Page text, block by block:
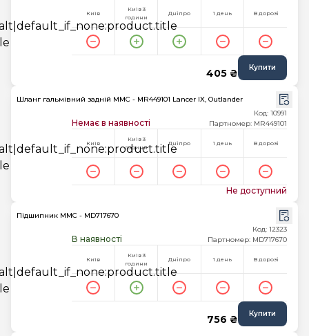
Київ
Київ 3
години
Дніпро 1 день В дорозі
405 ₴ Купити
Шланг гальмівний задній MMC - MR449101 Lancer IX, Outlander
Немає в наявності
Код: 10991
Партномер: MR449101
Київ
Київ 3
години
Дніпро 1 день В дорозі
Не доступний
Підшипник MMC - MD717670
В наявності
Код: 12323
Партномер: MD717670
Київ
Київ 3
години
Дніпро 1 день В дорозі
756 ₴ Купити